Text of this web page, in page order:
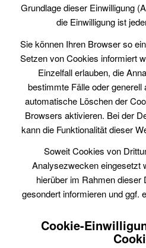
Grundlage dieser Einwilligung
die Einwilligung ist
Sie können Ihren Browser so
Setzen von Cookies informiert
Einzelfall erlauben, die
bestimmte Fälle oder
automatische Löschen der
Browsers aktivieren. Bei der
kann die Funktionalität dieser
Soweit Cookies von
Analysezwecken eingesetzt
hierüber im Rahmen dieser
gesondert informieren und ggf.
Cookie-